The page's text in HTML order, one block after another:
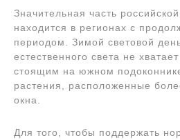
Значительная часть
находится в регионах с
периодом. Зимой световой
естественного света не
стоящим на южном
растения, расположенные
окна.
Для того, чтобы поддержать